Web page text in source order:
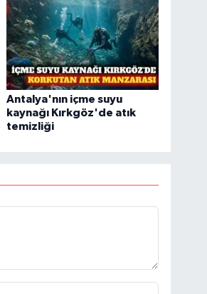
Antalya'nın içme suyu
kaynağı Kırkgöz'de atık
temizliği